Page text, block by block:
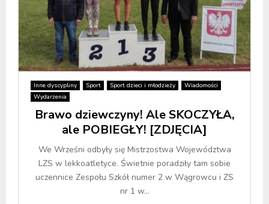
Inne dyscypliny Sport Sport dzieci i młodzieży
Wiadomości
Wydarzenia
Brawo dziewczyny! Ale SKOCZYŁA,
ale POBIEGŁY! [ZDJĘCIA]
We Wrześni odbyły się Mistrzostwa Województwa
LZS w lekkoatletyce. Świetnie poradziły tam sobie
uczennice Zespołu Szkół numer 2 w Wągrowcu i ZS
nr 1 w...